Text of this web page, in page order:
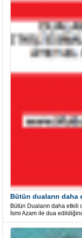
Bütün Duaların daha etkili
İsmi Azam ile dua